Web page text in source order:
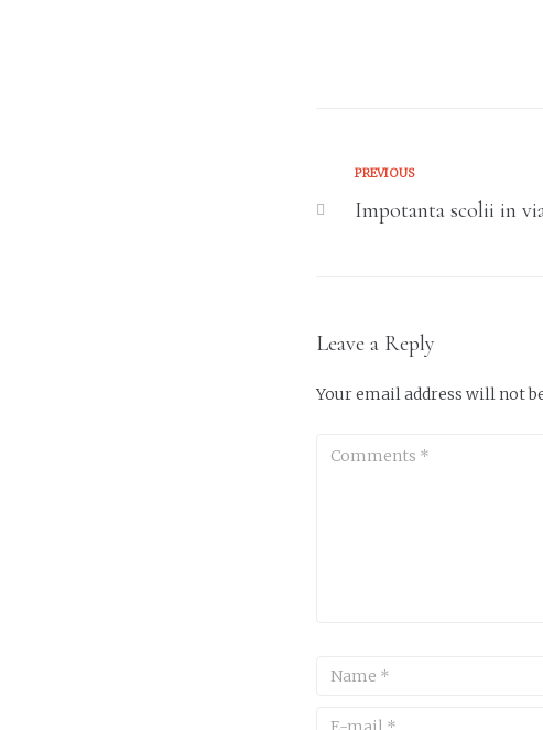
PREVIOUS
Impotanta scolii in
Leave a Reply
Your email address will not